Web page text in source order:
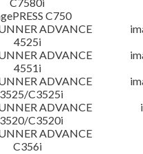
C750
ADVANCE
4525i
ADVANCE
4551i
ADVANCE
C3525i
ADVANCE
C3520i
ADVANCE
C356i